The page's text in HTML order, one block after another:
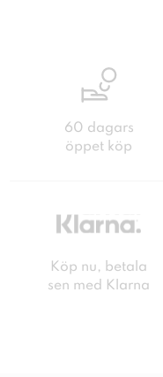
60 dagars
öppet köp
Köp nu, betala
sen med Klarna